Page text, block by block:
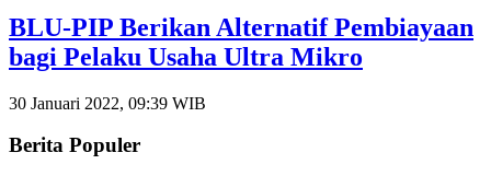
BLU-PIP Berikan Alternatif Pembiayaan
bagi Pelaku Usaha Ultra Mikro
30 Januari 2022, 09:39 WIB
Berita Populer